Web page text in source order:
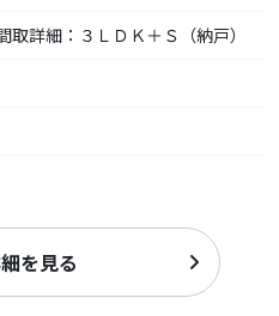
詳細：３ＬＤＫ＋Ｓ（納戸）
を見る